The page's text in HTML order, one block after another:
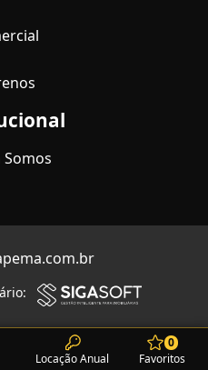
Locação Anual
0
Favoritos